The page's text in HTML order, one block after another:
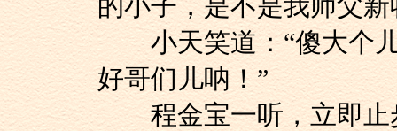
的小子，是不是我师父新
小天笑道：“傻大个儿
好哥们儿呐！”
程金宝一听，立即止